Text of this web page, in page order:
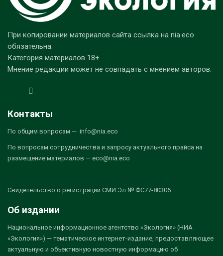
При копировании материалов сайта ссылка на nia.eco
обязательна.
Категория материалов 18+
Мнение редакции может не совпадать с мнением авторов.
Контакты
По общим вопросам — info@nia.eco
По вопросам сотрудничества и запросу актуального прайса на
размещение материалов — eco@nia.eco
Свидетельство о регистрации СМИ Эл № ФС77-80306
Об издании
Национальное информационное агентство «Экология» (НИА
«Экология») — тематическое интернет-издание, предоставляющее
актуальную и объективную новостную информацию об